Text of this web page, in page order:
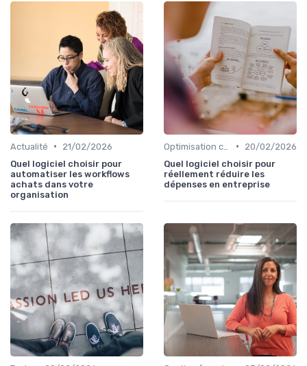
Actualité •
21/02/2026
Quel logiciel choisir pour
automatiser les workflows
achats dans votre
organisation
•
20/02/2026
Quel logiciel choisir pour
réellement réduire les
dépenses en entreprise